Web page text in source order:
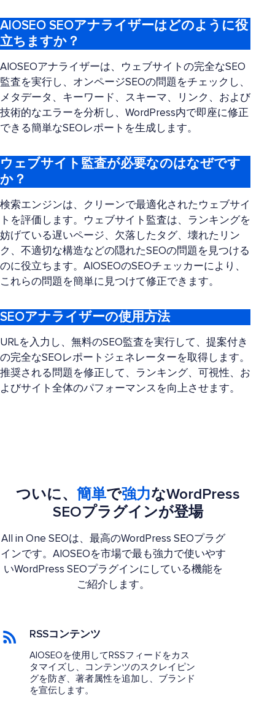
AIOSEO SEOアナライザーはどのように役
立ちますか？
AIOSEOアナライザーは、ウェブサイトの完全なSEO
監査を実行し、オンページSEOの問題をチェックし、
メタデータ、キーワード、スキーマ、リンク、および
技術的なエラーを分析し、WordPress内で即座に修正
できる簡単なSEOレポートを生成します。
ウェブサイト監査が必要なのはなぜです
か？
検索エンジンは、クリーンで最適化されたウェブサイ
トを評価します。ウェブサイト監査は、ランキングを
妨げている遅いページ、欠落したタグ、壊れたリン
ク、不適切な構造などの隠れたSEOの問題を見つける
のに役立ちます。AIOSEOのSEOチェッカーにより、
これらの問題を簡単に見つけて修正できます。
SEOアナライザーの使用方法
URLを入力し、無料のSEO監査を実行して、提案付き
の完全なSEOレポートジェネレーターを取得します。
推奨される問題を修正して、ランキング、可視性、お
よびサイト全体のパフォーマンスを向上させます。
ついに、 簡単で強力なWordPress
SEOプラグインが登場
All in One SEOは、最高のWordPress SEOプラグ
インです。AIOSEOを市場で最も強力で使いやす
いWordPress SEOプラグインにしている機能を
ご紹介します。
RSSコンテンツ
AIOSEOを使用してRSSフィードをカス
タマイズし、コンテンツのスクレイピン
グを防ぎ、著者属性を追加し、ブランド
を宣伝します。